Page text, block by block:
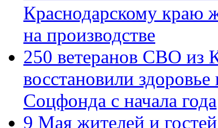
Краснодарскому краю
на производстве
250 ветеранов СВО из
восстановили
Соцфонда с начала года
9 Мая жителей и